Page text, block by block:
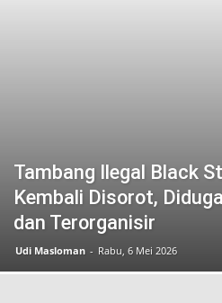
Tambang Ilegal Black
Kembali Disorot,
dan Terorganisir
Udi Masloman - Rabu, 6 Mei 2026